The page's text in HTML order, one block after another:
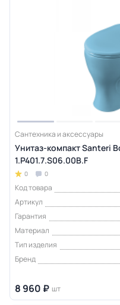
Сантехника и аксессуары
Унитаз-компакт Santeri
1.P401.7.S06.00B.F
0 0
Код товара
Артикул
Гарантия
Материал
Тип изделия
Бренд
8 960 ₽ шт